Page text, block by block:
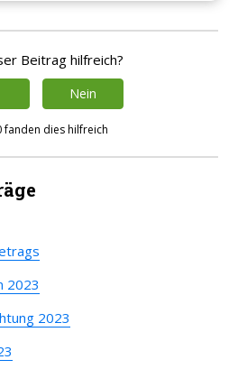
Beitrag hilfreich?
Nein
fanden dies hilfreich
2023
2023